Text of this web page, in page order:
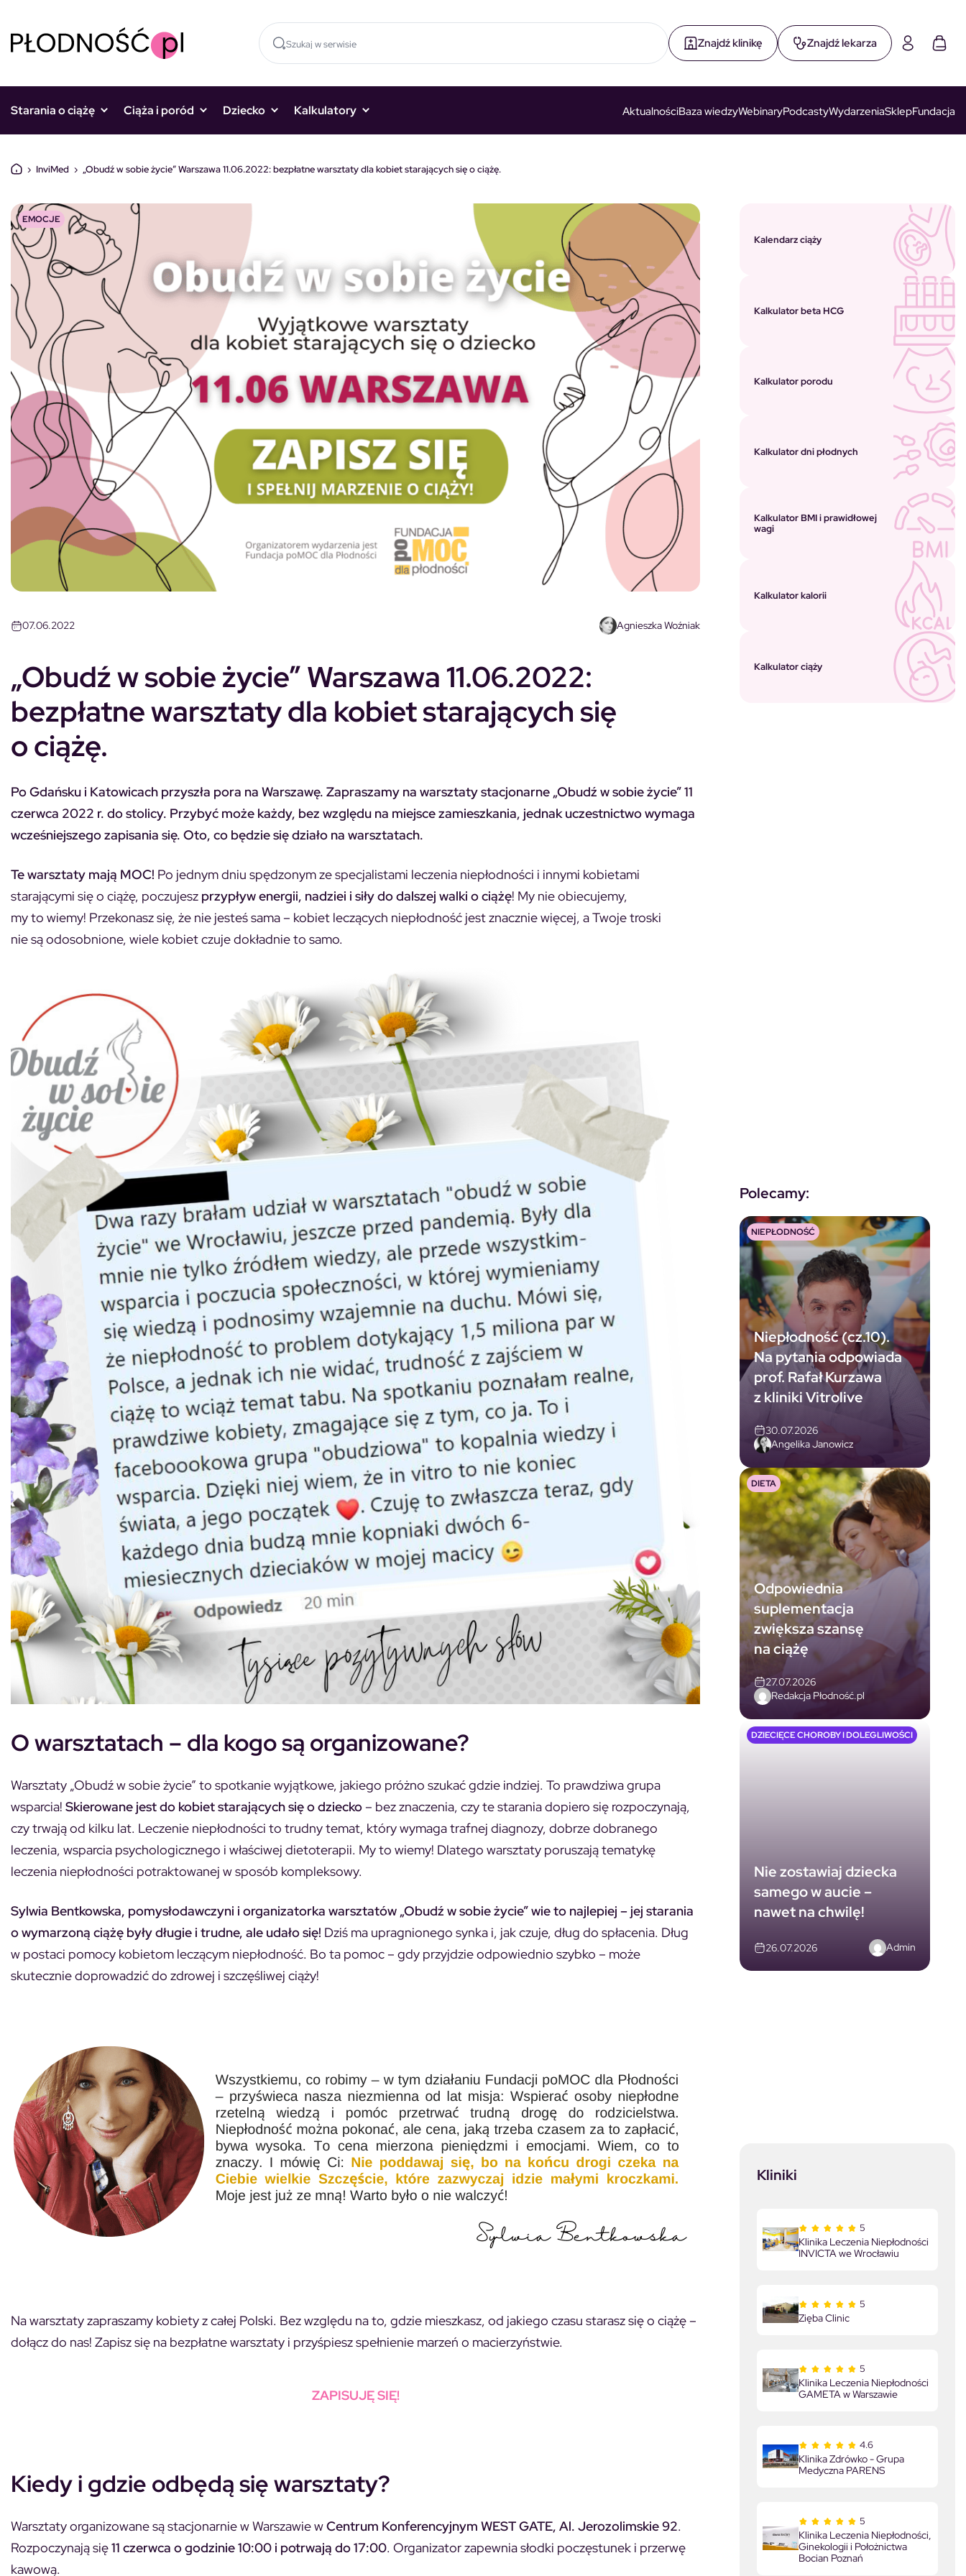
Znajdź klinikę Znajdź lekarza
Starania o ciążę Ciąża i poród Dziecko Kalkulatory AktualnościBaza wiedzyWebinaryPodcastyWydarzeniaSklepFundacja
› InviMed › „Obudź w sobie życie” Warszawa 11.06.2022: bezpłatne warsztaty dla kobiet starających się o ciążę.
EMOCJE
07.06.2022 Agnieszka Woźniak
„Obudź w sobie życie” Warszawa 11.06.2022:
bezpłatne warsztaty dla kobiet starających się
o ciążę.
Po Gdańsku i Katowicach przyszła pora na Warszawę. Zapraszamy na warsztaty stacjonarne „Obudź w sobie życie” 11
czerwca 2022 r. do stolicy. Przybyć może każdy, bez względu na miejsce zamieszkania, jednak uczestnictwo wymaga
wcześniejszego zapisania się. Oto, co będzie się działo na warsztatach.
Te warsztaty mają MOC! Po jednym dniu spędzonym ze specjalistami leczenia niepłodności i innymi kobietami
starającymi się o ciążę, poczujesz przypływ energii, nadziei i siły do dalszej walki o ciążę! My nie obiecujemy,
my to wiemy! Przekonasz się, że nie jesteś sama – kobiet leczących niepłodność jest znacznie więcej, a Twoje troski
nie są odosobnione, wiele kobiet czuje dokładnie to samo.
O warsztatach – dla kogo są organizowane?
Warsztaty „Obudź w sobie życie” to spotkanie wyjątkowe, jakiego próżno szukać gdzie indziej. To prawdziwa grupa
wsparcia! Skierowane jest do kobiet starających się o dziecko – bez znaczenia, czy te starania dopiero się rozpoczynają,
czy trwają od kilku lat. Leczenie niepłodności to trudny temat, który wymaga trafnej diagnozy, dobrze dobranego
leczenia, wsparcia psychologicznego i właściwej dietoterapii. My to wiemy! Dlatego warsztaty poruszają tematykę
leczenia niepłodności potraktowanej w sposób kompleksowy.
Sylwia Bentkowska, pomysłodawczyni i organizatorka warsztatów „Obudź w sobie życie” wie to najlepiej – jej starania
o wymarzoną ciążę były długie i trudne, ale udało się! Dziś ma upragnionego synka i, jak czuje, dług do spłacenia. Dług
w postaci pomocy kobietom leczącym niepłodność. Bo ta pomoc – gdy przyjdzie odpowiednio szybko – może
skutecznie doprowadzić do zdrowej i szczęśliwej ciąży!
Na warsztaty zapraszamy kobiety z całej Polski. Bez względu na to, gdzie mieszkasz, od jakiego czasu starasz się o ciążę –
dołącz do nas! Zapisz się na bezpłatne warsztaty i przyśpiesz spełnienie marzeń o macierzyństwie.
ZAPISUJĘ SIĘ!
Kiedy i gdzie odbędą się warsztaty?
Warsztaty organizowane są stacjonarnie w Warszawie wCentrum Konferencyjnym WEST GATE, Al. Jerozolimskie 92.
Rozpoczynają się11 czerwca o godzinie 10:00 i potrwają do 17:00. Organizator zapewnia słodki poczęstunek i przerwę
kawową.
Kalendarz ciąży
Kalkulator beta HCG
Kalkulator porodu
Kalkulator dni płodnych
Kalkulator BMI i prawidłowej
wagi
Kalkulator kalorii
Kalkulator ciąży
Polecamy:
Niepłodność (cz.10).
Na pytania odpowiada
prof. Rafał Kurzawa
z kliniki Vitrolive
30.07.2026
Angelika Janowicz
NIEPŁODNOŚĆ
Odpowiednia
suplementacja
zwiększa szansę
na ciążę
27.07.2026
Redakcja Płodność.pl
DIETA
Nie zostawiaj dziecka
samego w aucie –
nawet na chwilę!
26.07.2026 Admin
DZIECIĘCE CHOROBY I DOLEGLIWOŚCI
Kliniki
5
Klinika Leczenia Niepłodności
INVICTA we Wrocławiu
5
Zięba Clinic
5
Klinika Leczenia Niepłodności
GAMETA w Warszawie
4.6
Klinika Zdrówko - Grupa
Medyczna PARENS
5
Klinika Leczenia Niepłodności,
Ginekologii i Położnictwa
Bocian Poznań